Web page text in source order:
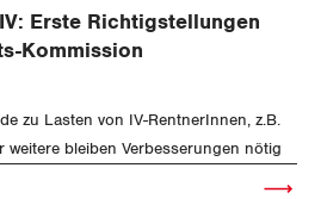
Erste Richtigstellungen
Kommission
zu Lasten von IV-RentnerInnen, z.B.
weitere bleiben Verbesserungen nötig